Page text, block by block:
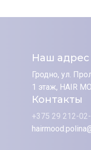
Наш адрес
Гродно, ул.
1 этаж, HAIR
Контакты
+375 29 212-